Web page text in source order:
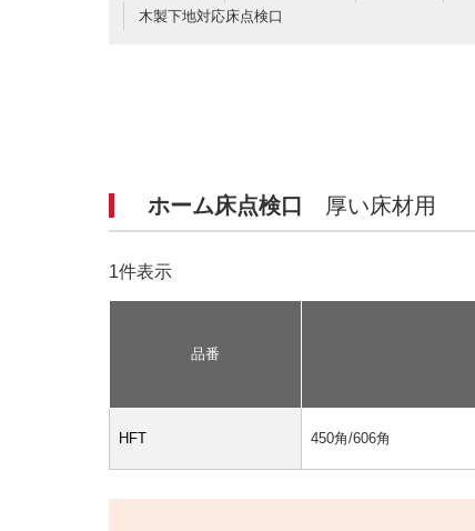
木製下地対応床点検口
ホーム床点検口 厚い床材用
1件表示
品番
HFT 450角/606角